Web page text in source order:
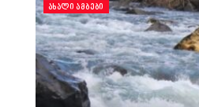
ᲐᲮᲐᲚᲘ ᲐᲛᲑᲔᲑᲘ